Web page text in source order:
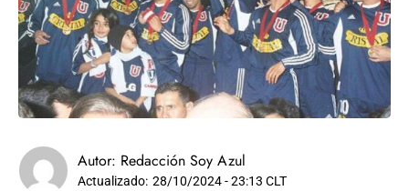
Autor: Redacción Soy Azul
Actualizado: 28/10/2024 - 23:13 CLT